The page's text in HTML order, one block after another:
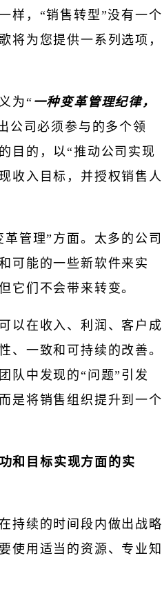
样，“销售转型”没有一个
将为您提供一系列选项，
为“ 一种变革管理纪律，
公司必须参与的多个领
目的，以“推动公司实现
收入目标，并授权销售人
管理”方面。太多的公司
可能的一些新软件来实
它们不会带来转变。
以在收入、利润、客户成
、一致和可持续的改善。
队中发现的“问题”引发
是将销售组织提升到一个
和目标实现方面的实
持续的时间段内做出战略
使用适当的资源、专业知